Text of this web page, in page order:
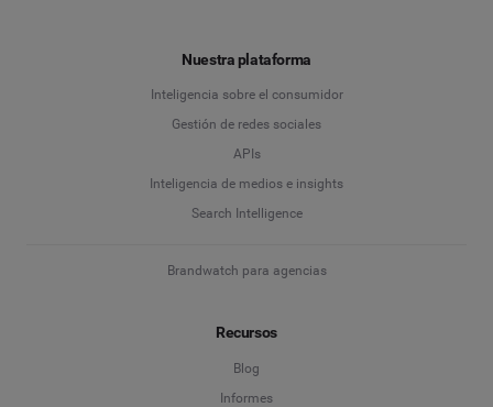
Nuestra plataforma
Inteligencia sobre el consumidor
Gestión de redes sociales
APIs
Inteligencia de medios e insights
Search Intelligence
Brandwatch para agencias
Recursos
Blog
Informes